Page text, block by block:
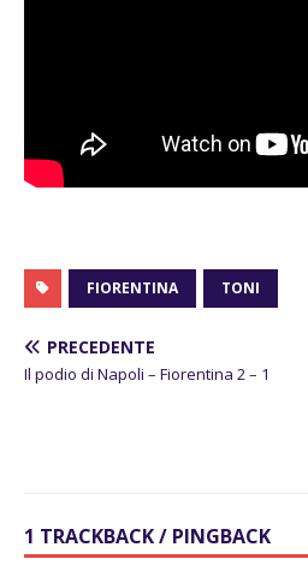
FIORENTINA TONI
PRECEDENTE
Il podio di Napoli – Fiorentina 2 – 1
1 TRACKBACK / PINGBACK